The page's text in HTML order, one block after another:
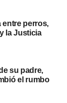
entre perros,
la Justicia
su padre,
el rumbo